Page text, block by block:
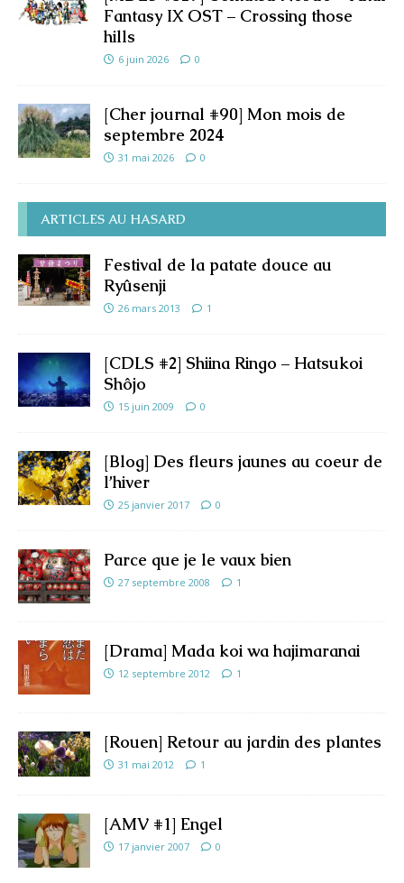
Fantasy IX OST – Crossing those
hills
6 juin 2026 0
[Cher journal #90] Mon mois de
septembre 2024
31 mai 2026 0
ARTICLES AU HASARD
Festival de la patate douce au
Ryûsenji
26 mars 2013 1
[CDLS #2] Shiina Ringo – Hatsukoi
Shôjo
15 juin 2009 0
[Blog] Des fleurs jaunes au coeur de
l’hiver
25 janvier 2017 0
Parce que je le vaux bien
27 septembre 2008 1
[Drama] Mada koi wa hajimaranai
12 septembre 2012 1
[Rouen] Retour au jardin des plantes
31 mai 2012 1
[AMV #1] Engel
17 janvier 2007 0